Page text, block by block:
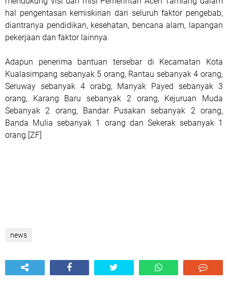
hal pengentasan kemiskinan dari seluruh faktor pengebab,
diantranya pendidikan, kesehatan, bencana alam, lapangan
pekerjaan dan faktor lainnya.
Adapun penerima bantuan tersebar di Kecamatan Kota
Kualasimpang sebanyak 5 orang, Rantau sebanyak 4 orang,
Seruway sebanyak 4 orabg, Manyak Payed sebanyak 3
orang, Karang Baru sebanyak 2 orang, Kejuruan Muda
Sebanyak 2 orang, Bandar Pusakan sebanyak 2 orang,
Banda Mulia sebanyak 1 orang dan Sekerak sebanyak 1
orang.[ZF]
news